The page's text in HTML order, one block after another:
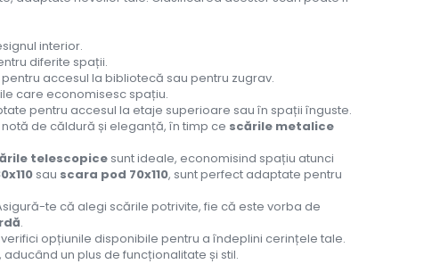
interior.
diferite spații.
accesul la bibliotecă sau pentru zugrav.
care economisesc spațiu.
pentru accesul la etaje superioare sau în spații înguste.
de căldură și eleganță, în timp ce scările metalice
telescopice sunt ideale, economisind spațiu atunci
sau scara pod 70x110, sunt perfect adaptate pentru
te că alegi scările potrivite, fie că este vorba de
.
opțiunile disponibile pentru a îndeplini cerințele tale.
un plus de funcționalitate și stil.